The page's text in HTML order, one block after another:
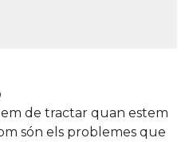
de tractar quan estem
són els problemes que